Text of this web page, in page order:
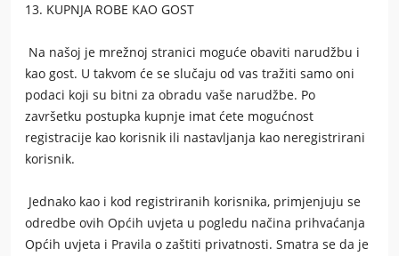
13. KUPNJA ROBE KAO GOST
Na našoj je mrežnoj stranici moguće obaviti narudžbu i
kao gost. U takvom će se slučaju od vas tražiti samo oni
podaci koji su bitni za obradu vaše narudžbe. Po
završetku postupka kupnje imat ćete mogućnost
registracije kao korisnik ili nastavljanja kao neregistrirani
korisnik.
Jednako kao i kod registriranih korisnika, primjenjuju se
odredbe ovih Općih uvjeta u pogledu načina prihvaćanja
Općih uvjeta i Pravila o zaštiti privatnosti. Smatra se da je